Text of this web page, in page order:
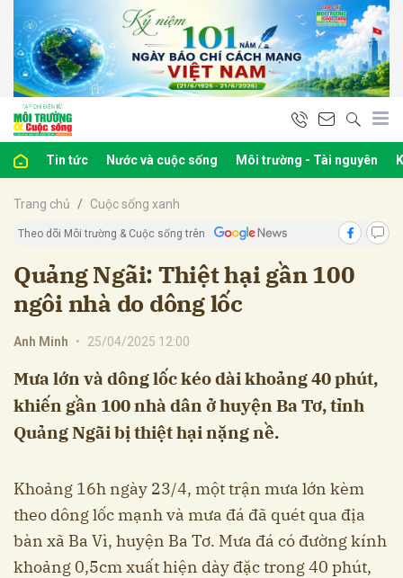
Tin tức Nước và cuộc sống Môi trường - Tài nguyên
Trang chủ Cuộc sống xanh
Theo dõi Môi trường & Cuộc sống trên
Quảng Ngãi: Thiệt hại gần 100
ngôi nhà do dông lốc
Anh Minh • 25/04/2025 12:00
Mưa lớn và dông lốc kéo dài khoảng 40 phút,
khiến gần 100 nhà dân ở huyện Ba Tơ, tỉnh
Quảng Ngãi bị thiệt hại nặng nề.
Khoảng 16h ngày 23/4, một trận mưa lớn kèm
theo dông lốc mạnh và mưa đá đã quét qua địa
bàn xã Ba Vì, huyện Ba Tơ. Mưa đá có đường kính
khoảng 0,5cm xuất hiện dày đặc trong 40 phút,
luận